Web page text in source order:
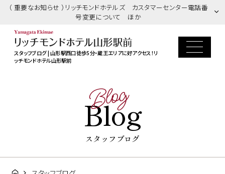
（ 重要なお知らせ ）リッチモンドホテルズ カスタマーセンター電話番
号変更について ほか
スタッフブログ | 山形駅西口徒歩5分・蔵王エリアに好アクセス！リ
ッチモンドホテル山形駅前
Blog
Blog
スタッフブログ